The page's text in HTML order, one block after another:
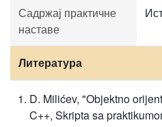
Садржај практичне
наставе
Литература
D. Milićev, "Objektno
C++, Skripta sa